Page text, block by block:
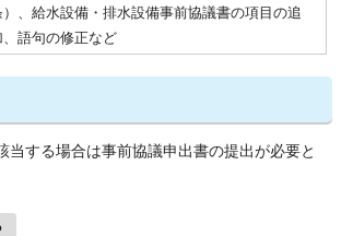
）、給水設備・排水設備事前協議書の項目の追
、語句の修正など
当する場合は事前協議申出書の提出が必要と